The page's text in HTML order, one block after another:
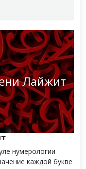
Лайжит
нумерологии
каждой букве